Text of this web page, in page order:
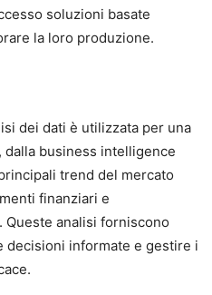
soluzioni basate
la loro produzione.
dei dati è utilizzata per una
dalla business intelligence
trend del mercato
finanziari e
Queste analisi forniscono
decisioni informate e gestire i